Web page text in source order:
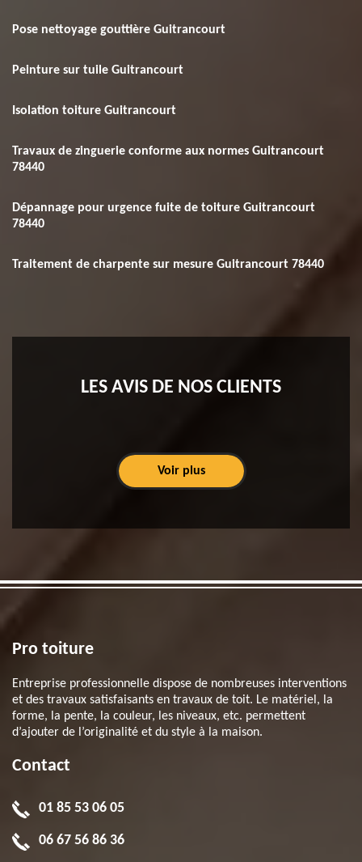
Pose nettoyage gouttière Guitrancourt
Peinture sur tuile Guitrancourt
Isolation toiture Guitrancourt
Travaux de zinguerie conforme aux normes Guitrancourt
78440
Dépannage pour urgence fuite de toiture Guitrancourt
78440
Traitement de charpente sur mesure Guitrancourt 78440
LES AVIS DE NOS CLIENTS
Voir plus
Pro toiture
Entreprise professionnelle dispose de nombreuses interventions
et des travaux satisfaisants en travaux de toit. Le matériel, la
forme, la pente, la couleur, les niveaux, etc. permettent
d’ajouter de l’originalité et du style à la maison.
Contact
01 85 53 06 05
06 67 56 86 36